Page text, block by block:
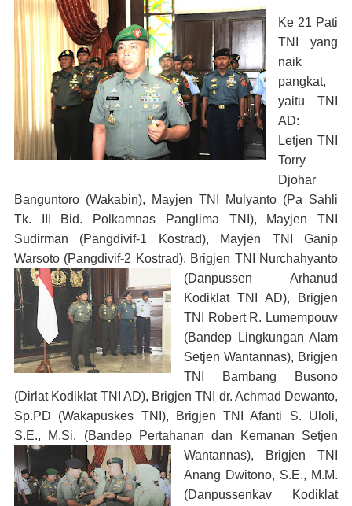
Ke 21 Pati
TNI yang
naik
pangkat,
yaitu TNI
AD:
Letjen TNI
Torry
Djohar
Banguntoro (Wakabin), Mayjen TNI Mulyanto (Pa Sahli
Tk. III Bid. Polkamnas Panglima TNI), Mayjen TNI
Sudirman (Pangdivif-1 Kostrad), Mayjen TNI Ganip
Warsoto (Pangdivif-2 Kostrad), Brigjen TNI
Nurchahyanto
(Danpussen Arhanud
Kodiklat TNI AD), Brigjen
TNI Robert R. Lumempouw
(Bandep Lingkungan Alam
Setjen Wantannas), Brigjen
TNI Bambang Busono
(Dirlat Kodiklat TNI AD), Brigjen TNI dr. Achmad Dewanto,
Sp.PD (Wakapuskes TNI), Brigjen TNI Afanti S. Uloli,
S.E., M.Si. (Bandep Pertahanan dan Kemanan Setjen
Wantannas),
Brigjen TNI
Anang Dwitono, S.E., M.M.
(Danpussenkav Kodiklat